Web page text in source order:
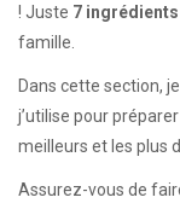
! Juste 7
famille.
Dans cette section,
j’utilise pour
meilleurs et les plus
Assurez-vous de